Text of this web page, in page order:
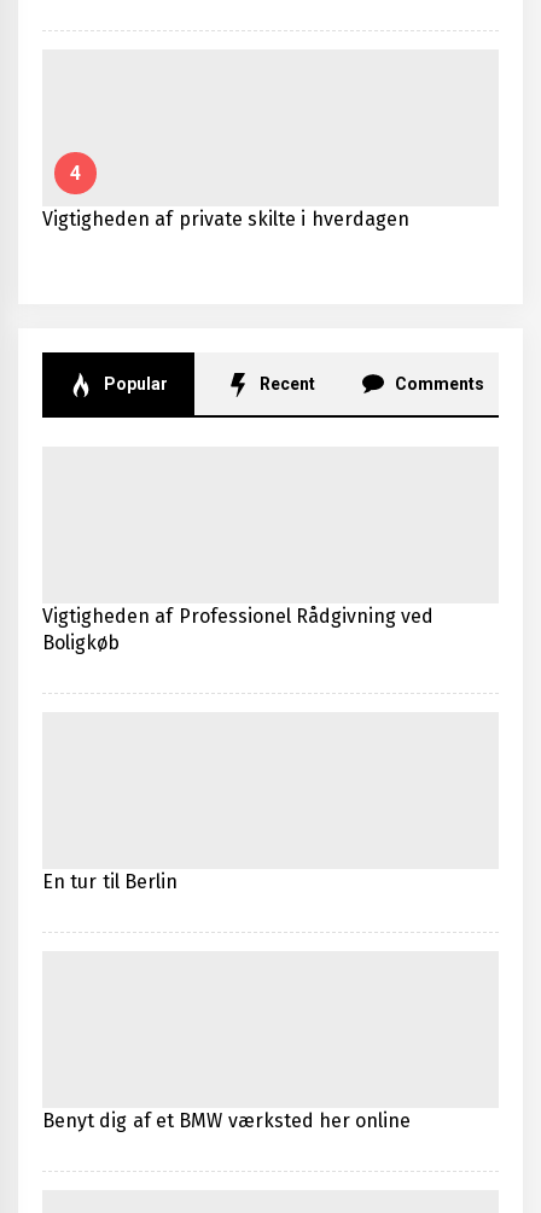
4
Vigtigheden af private skilte i hverdagen
Popular Recent Comments
Vigtigheden af Professionel Rådgivning ved
Boligkøb
En tur til Berlin
Benyt dig af et BMW værksted her online